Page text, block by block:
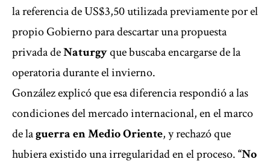
la referencia de US$3,50 utilizada previamente por el
propio Gobierno para descartar una propuesta
privada deNaturgyque buscaba encargarse de la
operatoria durante el invierno.
González explicó que esa diferencia respondió a las
condiciones del mercado internacional, en el marco
de laguerra en Medio Oriente, y rechazó que
hubiera existido una irregularidad en el proceso.“No